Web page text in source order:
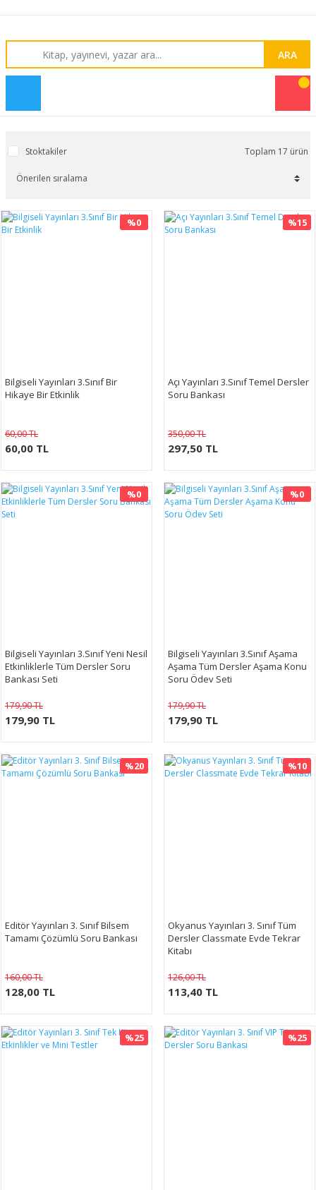
ARA
Stoktakiler Toplam 17 ürün
%0
Bilgiseli Yayınları 3.Sınıf Bir
Hikaye Bir Etkinlik
60,00 TL
60,00 TL
%15
Açı Yayınları 3.Sınıf Temel Dersler
Soru Bankası
350,00 TL
297,50 TL
%0
Bilgiseli Yayınları 3.Sınıf Yeni Nesil
Etkinliklerle Tüm Dersler Soru
Bankası Seti
179,90 TL
179,90 TL
%0
Bilgiseli Yayınları 3.Sınıf Aşama
Aşama Tüm Dersler Aşama Konu
Soru Ödev Seti
179,90 TL
179,90 TL
%20
Editör Yayınları 3. Sınıf Bilsem
Tamamı Çözümlü Soru Bankası
160,00 TL
128,00 TL
%10
Okyanus Yayınları 3. Sınıf Tüm
Dersler Classmate Evde Tekrar
Kitabı
126,00 TL
113,40 TL
%25 %25